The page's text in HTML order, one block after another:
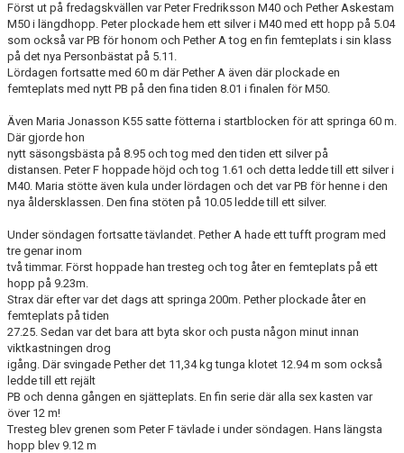
Först ut på fredagskvällen var Peter Fredriksson M40 och Pether Askestam
M50 i längdhopp. Peter plockade hem ett silver i M40 med ett hopp på 5.04
som också var PB för honom och Pether A tog en fin femteplats i sin klass
på det nya Personbästat på 5.11.
Lördagen fortsatte med 60 m där Pether A även där plockade en
femteplats med nytt PB på den fina tiden 8.01 i finalen för M50.
Även Maria Jonasson K55 satte fötterna i startblocken för att springa 60 m.
Där gjorde hon
nytt säsongsbästa på 8.95 och tog med den tiden ett silver på
distansen. Peter F hoppade höjd och tog 1.61 och detta ledde till ett silver i
M40. Maria stötte även kula under lördagen och det var PB för henne i den
nya åldersklassen. Den fina stöten på 10.05 ledde till ett silver.
Under söndagen fortsatte tävlandet. Pether A hade ett tufft program med
tre genar inom
två timmar. Först hoppade han tresteg och tog åter en femteplats på ett
hopp på 9.23m.
Strax där efter var det dags att springa 200m. Pether plockade åter en
femteplats på tiden
27.25. Sedan var det bara att byta skor och pusta någon minut innan
viktkastningen drog
igång. Där svingade Pether det 11,34 kg tunga klotet 12.94 m som också
ledde till ett rejält
PB och denna gången en sjätteplats. En fin serie där alla sex kasten var
över 12 m!
Tresteg blev grenen som Peter F tävlade i under söndagen. Hans längsta
hopp blev 9.12 m